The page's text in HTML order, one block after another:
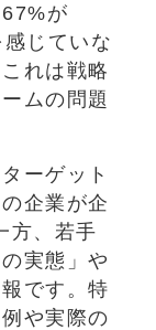
が
じていな
れは戦略
ムの問題
ーゲット
企業が企
方、若手
実態」や
です。特
や実際の